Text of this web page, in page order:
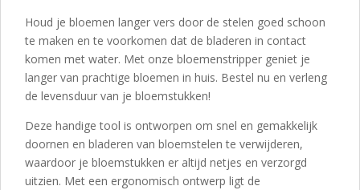
Houd je bloemen langer vers door de stelen goed schoon
te maken en te voorkomen dat de bladeren in contact
komen met water. Met onze bloemenstripper geniet je
langer van prachtige bloemen in huis. Bestel nu en verleng
de levensduur van je bloemstukken!
Deze handige tool is ontworpen om snel en gemakkelijk
doornen en bladeren van bloemstelen te verwijderen,
waardoor je bloemstukken er altijd netjes en verzorgd
uitzien. Met een ergonomisch ontwerp ligt de